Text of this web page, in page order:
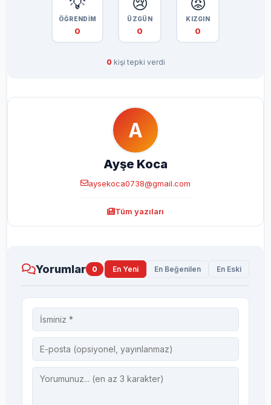
ÖĞRENDİM
0
ÜZGÜN
0
KIZGIN
0
0 kişi tepki verdi
A
Ayşe Koca
aysekoca0738@gmail.com
Tüm yazıları
Yorumlar 0 En Yeni En Beğenilen En Eski